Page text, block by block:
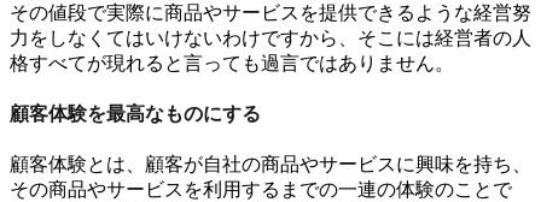
その値段で実際に商品やサービスを提供できるような経営努
力をしなくてはいけないわけですから、そこには経営者の人
格すべてが現れると言っても過言ではありません。
顧客体験を最高なものにする
顧客体験とは、顧客が自社の商品やサービスに興味を持ち、
その商品やサービスを利用するまでの一連の体験のことで